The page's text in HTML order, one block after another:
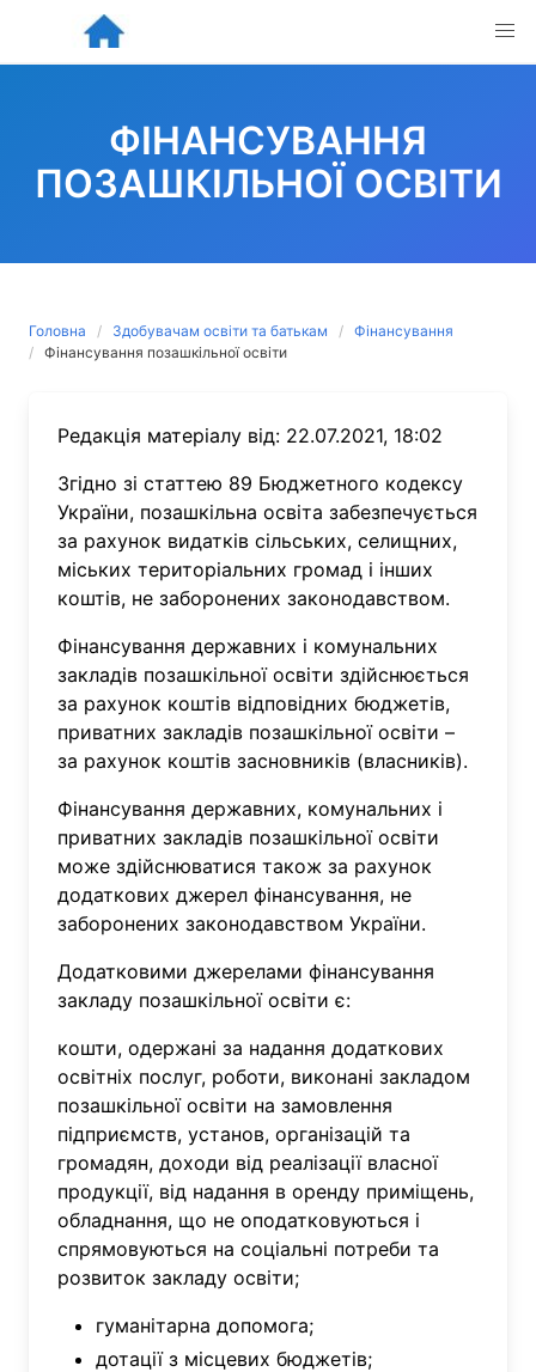
content
ФІНАНСУВАННЯ
ПОЗАШКІЛЬНОЇ ОСВІТИ
Головна Здобувачам освіти та батькам
Фінансування
Фінансування позашкільної освіти
Редакція матеріалу від: 22.07.2021, 18:02
Згідно зі статтею 89 Бюджетного кодексу
України, позашкільна освіта забезпечується
за рахунок видатків сільських, селищних,
міських територіальних громад і інших
коштів, не заборонених законодавством.
Фінансування державних і комунальних
закладів позашкільної освіти здійснюється
за рахунок коштів відповідних бюджетів,
приватних закладів позашкільної освіти –
за рахунок коштів засновників (власників).
Фінансування державних, комунальних і
приватних закладів позашкільної освіти
може здійснюватися також за рахунок
додаткових джерел фінансування, не
заборонених законодавством України.
Додатковими джерелами фінансування
закладу позашкільної освіти є:
кошти, одержані за надання додаткових
освітніх послуг, роботи, виконані закладом
позашкільної освіти на замовлення
підприємств, установ, організацій та
громадян, доходи від реалізації власної
продукції, від надання в оренду приміщень,
обладнання, що не оподатковуються і
спрямовуються на соціальні потреби та
розвиток закладу освіти;
гуманітарна допомога;
дотації з місцевих бюджетів;